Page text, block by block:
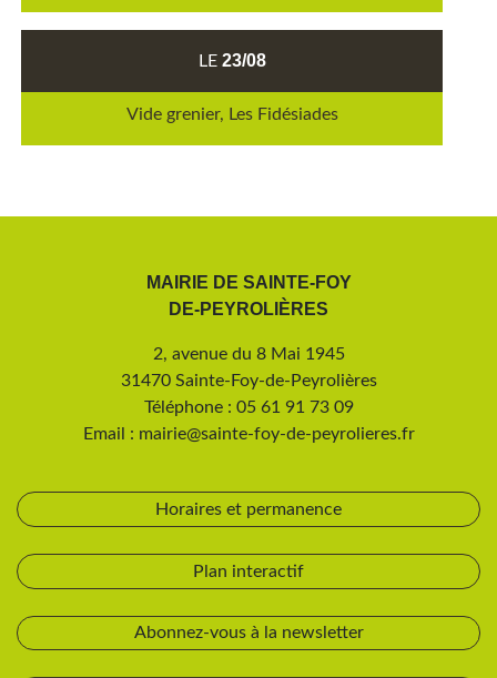
LE 23/08
Vide grenier, Les Fidésiades
MAIRIE DE SAINTE-FOY
DE-PEYROLIÈRES
2, avenue du 8 Mai 1945
31470 Sainte-Foy-de-Peyrolières
Téléphone : 05 61 91 73 09
Email : mairie@sainte-foy-de-peyrolieres.fr
Horaires et permanence
Plan interactif
Abonnez-vous à la newsletter